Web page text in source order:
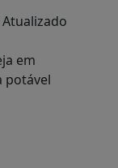
Atualizado